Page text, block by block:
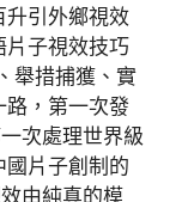
升引外鄉視效
片子視效技巧
舉措捕獲、實
路，第一次發
次處理世界級
國片子創制的
由純真的模